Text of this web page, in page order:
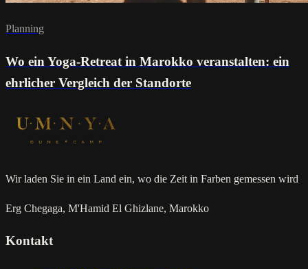
Planning
Wo ein Yoga-Retreat in Marokko veranstalten: ein
ehrlicher Vergleich der Standorte
Wir laden Sie in ein Land ein, wo die Zeit in Farben gemessen wird
Erg Chegaga, M'Hamid El Ghizlane, Marokko
Kontakt